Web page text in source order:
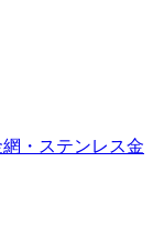
・ステンレス金